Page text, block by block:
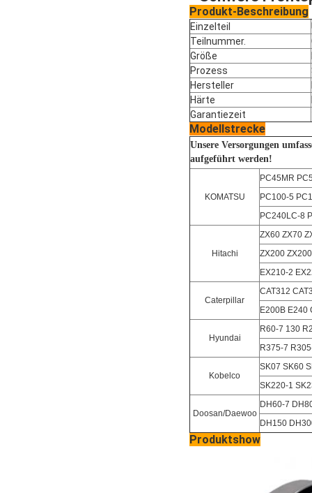
Produkt-Beschreibung
Einzelteil
Teilnummer.
Größe
Prozess
Hersteller
Härte
Garantiezeit
Modellstrecke
Unsere Versorgungen
aufgeführt werden!
KOMATSU
PC45MR
PC100-5
PC240LC-8
Hitachi
ZX60 ZX70
ZX200
EX210-2
Caterpillar
CAT312
E200B E240
Hyundai
R60-7 130
R375-7
Kobelco
SK07 SK60
SK220-1
Doosan/Daewoo
DH60-7
DH150
Produktshow